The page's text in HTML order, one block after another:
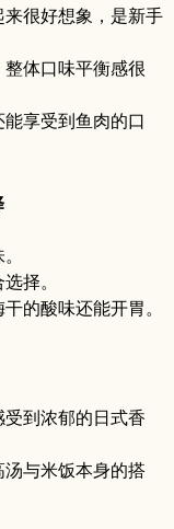
很好想象，是新手
体口味平衡感很
享受到鱼肉的口
择。
的酸味还能开胃。
到浓郁的日式香
与米饭本身的搭